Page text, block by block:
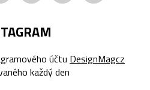
účtu DesignMagcz
každý den